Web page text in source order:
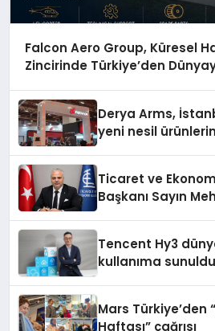
Falcon Aero Group, Küresel
Zincirinde Türkiye’den
Derya Arms,
yeni nesil
Ticaret ve
Başkanı Sayın
Tencent Hy3
kullanıma sunuldu
Mars Türkiye’den
Haftası” çağrısı